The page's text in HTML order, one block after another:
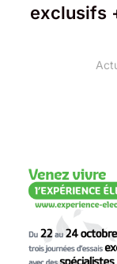
exclusifs